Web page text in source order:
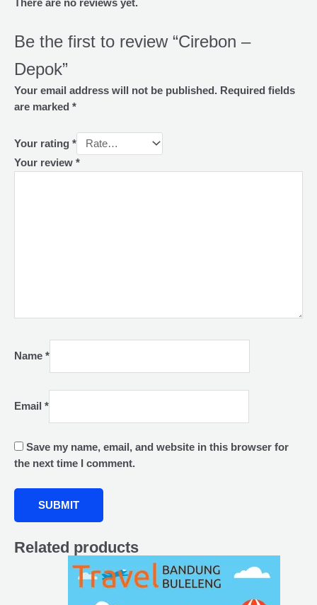
There are no reviews yet.
Be the first to review “Cirebon –
Depok”
Your email address will not be published. Required fields
are marked *
Your rating *
Your review *
Name *
Email *
Save my name, email, and website in this browser for
the next time I comment.
Related products